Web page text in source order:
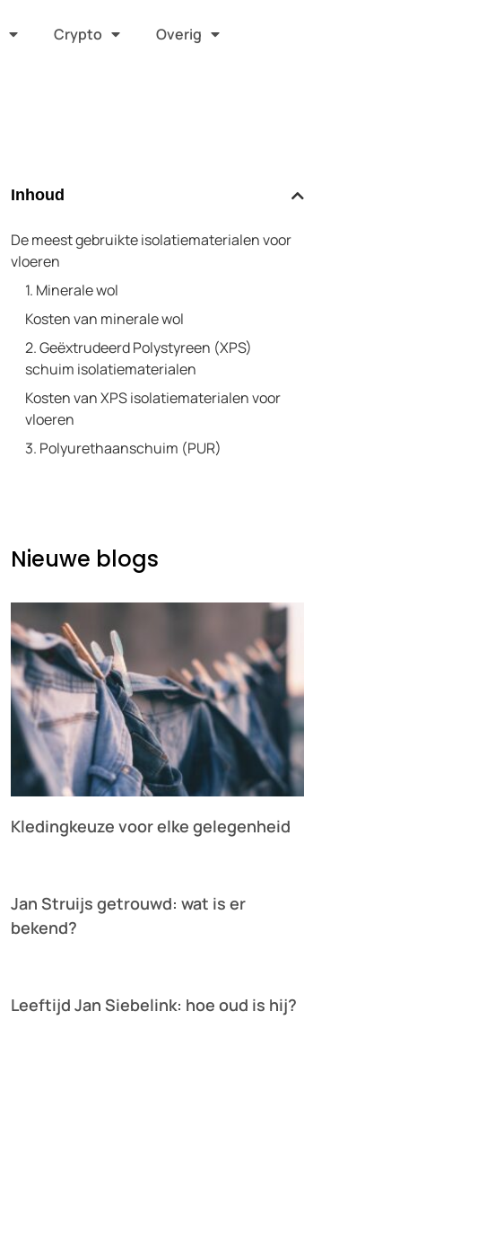
Crypto Overig
Inhoud
De meest gebruikte isolatiematerialen voor
vloeren
1. Minerale wol
Kosten van minerale wol
2. Geëxtrudeerd Polystyreen (XPS)
schuim isolatiematerialen
Kosten van XPS isolatiematerialen voor
vloeren
3. Polyurethaanschuim (PUR)
Nieuwe blogs
Kledingkeuze voor elke gelegenheid
Jan Struijs getrouwd: wat is er
bekend?
Leeftijd Jan Siebelink: hoe oud is hij?